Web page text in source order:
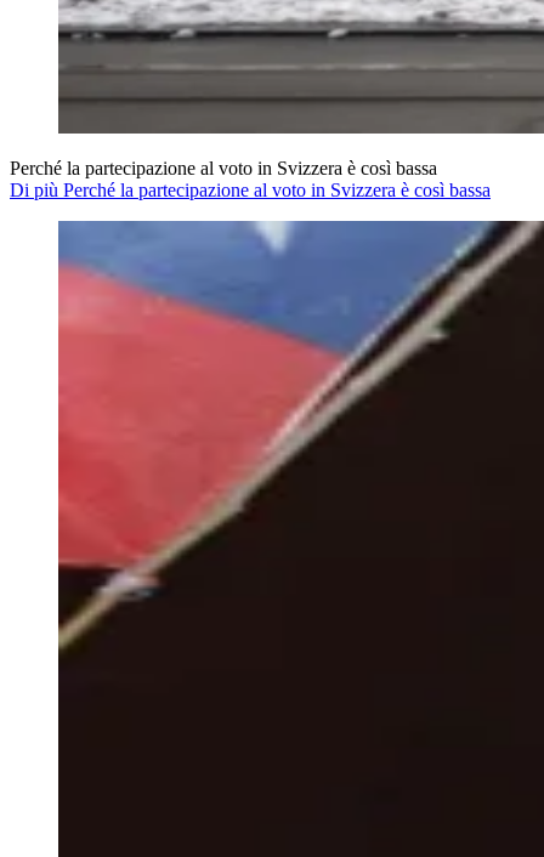
Perché la partecipazione al voto in Svizzera è così bassa
Di più Perché la partecipazione al voto in Svizzera è così bassa